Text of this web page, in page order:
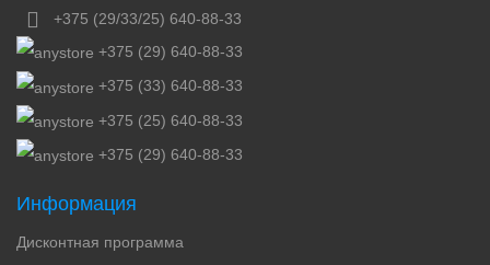
+375 (29/33/25) 640-88-33
+375 (29) 640-88-33
+375 (33) 640-88-33
+375 (25) 640-88-33
+375 (29) 640-88-33
Информация
Дисконтная программа